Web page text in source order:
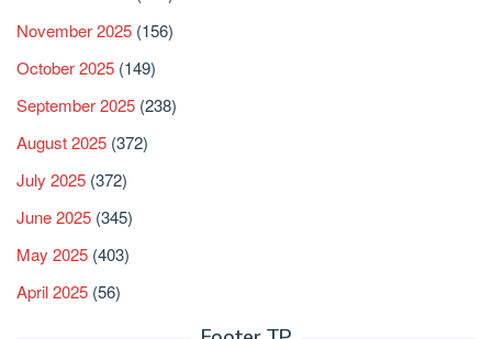
November 2025 (156)
October 2025 (149)
September 2025 (238)
August 2025 (372)
July 2025 (372)
June 2025 (345)
May 2025 (403)
April 2025 (56)